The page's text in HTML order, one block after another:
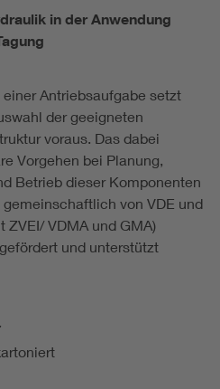
Kompetenzzentrum Smart Grid
in der Anwendung
Antriebsaufgabe setzt
der geeigneten
voraus. Das dabei
Vorgehen bei Planung,
Betrieb dieser Komponenten
von VDE und
ZVEI/ VDMA und GMA)
und unterstützt